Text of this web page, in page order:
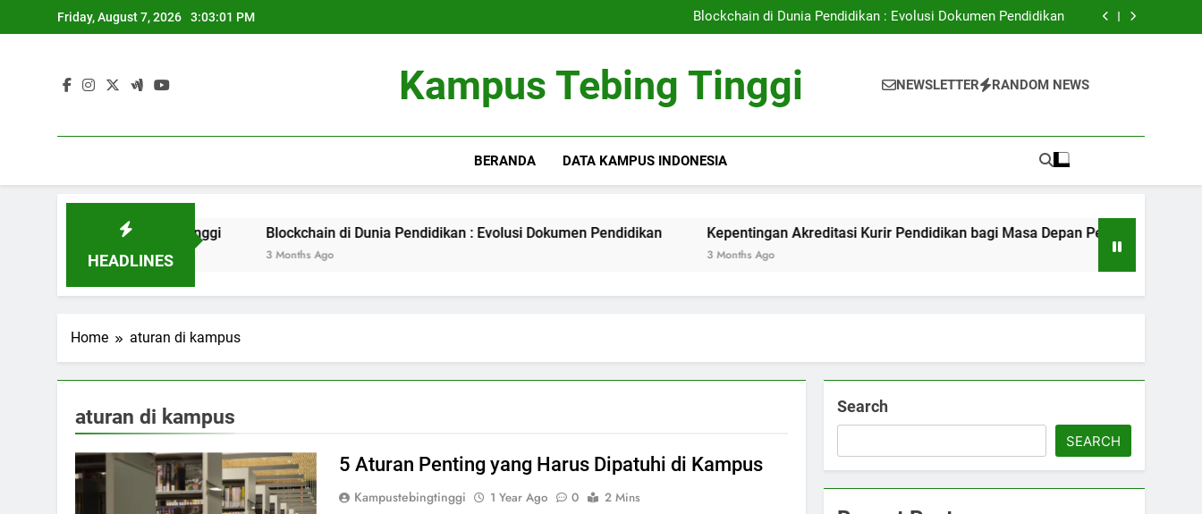
to
Friday, August 7, 2026 3:03:01 PM
Blockchain di Dunia Pendidikan : Evolusi Dokumen Pendidikan
Kepentingan Akreditasi Kurir Pendidikan bagi Masa Depan Pekerjaan
Blockchain di Dunia Pendidikan : Evolusi Dokumen Pendidikan
Kepentingan Akreditasi Kurir Pendidikan bagi Masa Depan Pekerjaan
Kampus Tebing Tinggi NEWSLETTER RANDOM NEWS
BERANDA DATA KAMPUS INDONESIA
HEADLINES
Pendidikan Tinggi Blockchain di Dunia Pendidikan : Evolusi Dokumen Pendidikan
3 Months Ago
Kepentingan Akreditasi Kurir Pendidikan bagi Masa Depan Pekerjaan Peserta Didik
3 Months Ago
Home aturan di kampus
aturan di kampus
5 Aturan Penting yang Harus Dipatuhi di Kampus
Kampustebingtinggi 1 Year Ago 0
2 Mins
Search
SEARCH